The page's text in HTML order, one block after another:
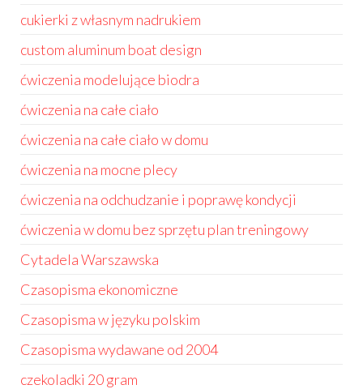
cukierki z własnym nadrukiem
custom aluminum boat design
ćwiczenia modelujące biodra
ćwiczenia na całe ciało
ćwiczenia na całe ciało w domu
ćwiczenia na mocne plecy
ćwiczenia na odchudzanie i poprawę kondycji
ćwiczenia w domu bez sprzętu plan treningowy
Cytadela Warszawska
Czasopisma ekonomiczne
Czasopisma w języku polskim
Czasopisma wydawane od 2004
czekoladki 20 gram